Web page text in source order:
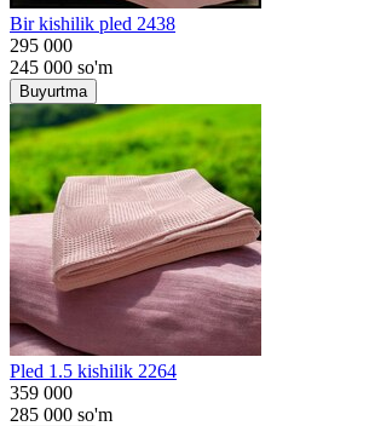
Bir kishilik pled 2438
295 000
245 000 so'm
Buyurtma
Pled 1.5 kishilik 2264
359 000
285 000 so'm